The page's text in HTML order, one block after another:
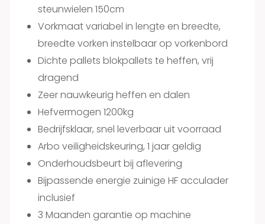
steunwielen 150cm
Vorkmaat variabel in lengte en breedte,
breedte vorken instelbaar op vorkenbord
Dichte pallets blokpallets te heffen, vrij
dragend
Zeer nauwkeurig heffen en dalen
Hefvermogen 1200kg
Bedrijfsklaar, snel leverbaar uit voorraad
Arbo veiligheidskeuring, 1 jaar geldig
Onderhoudsbeurt bij aflevering
Bijpassende energie zuinige HF acculader
inclusief
3 Maanden garantie op machine